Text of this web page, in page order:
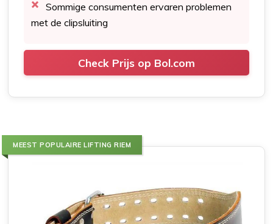
Sommige consumenten ervaren problemen
met de clipsluiting
Check Prijs op Bol.com
MEEST POPULAIRE LIFTING RIEM